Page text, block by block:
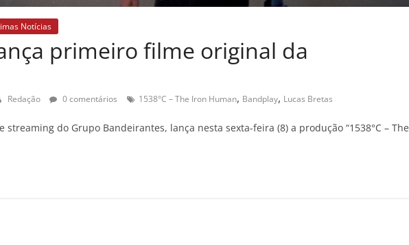
Notícias
primeiro filme original da
Redação 0 comentários 1538°C – The Iron Human, Bandplay, Lucas Bretas
streaming do Grupo Bandeirantes, lança nesta sexta-feira (8) a produção “1538°C – The